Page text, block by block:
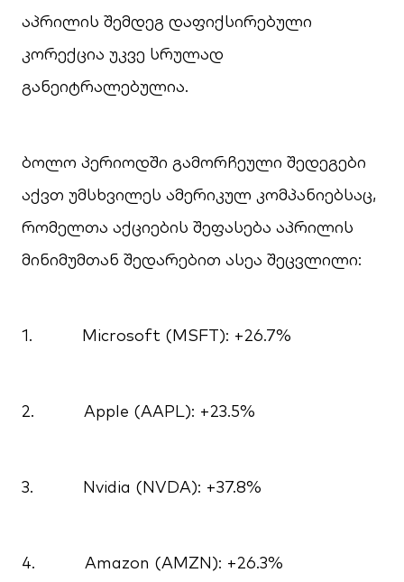
აპრილის შემდეგ დაფიქსირებული
კორექცია უკვე სრულად
განეიტრალებულია.
ბოლო პერიოდში გამორჩეული შედეგები
აქვთ უმსხვილეს ამერიკულ კომპანიებსაც,
რომელთა აქციების შეფასება აპრილის
მინიმუმთან შედარებით ასეა შეცვლილი:
1. Microsoft (MSFT): +26.7%
2. Apple (AAPL): +23.5%
3. Nvidia (NVDA): +37.8%
4. Amazon (AMZN): +26.3%